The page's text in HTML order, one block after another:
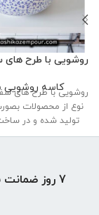
روشویی با طرح های
کاسه روشویی
روشویی با طرح های
نوع از محصولات
تولید شده و در
7 روز ضمانت بازگشت